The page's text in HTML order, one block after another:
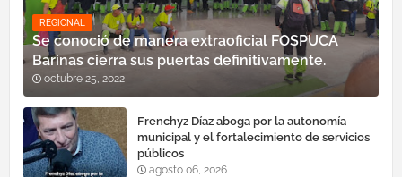
REGIONAL
Se conoció de manera extraoficial FOSPUCA
Barinas cierra sus puertas definitivamente.
octubre 25, 2022
Frenchyz Díaz aboga por la autonomía
municipal y el fortalecimiento de servicios
públicos
agosto 06, 2026